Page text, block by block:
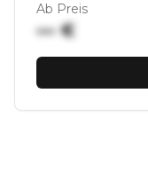
Ab Preis
••• €